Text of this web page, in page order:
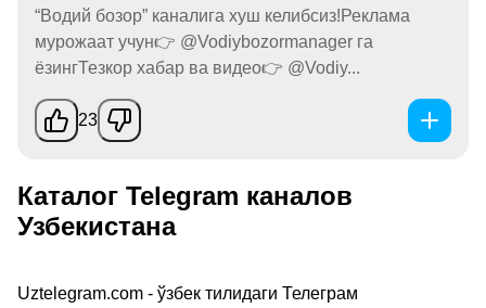
“Водий бозор” каналига хуш келибсиз!Реклама
мурожаат учун👉 @Vodiybozormanager га
ёзингТезкор хабар ва видео👉 @Vodiy...
23
Каталог Telegram каналов
Узбекистана
Uztelegram.com - ўзбек тилидаги Телеграм